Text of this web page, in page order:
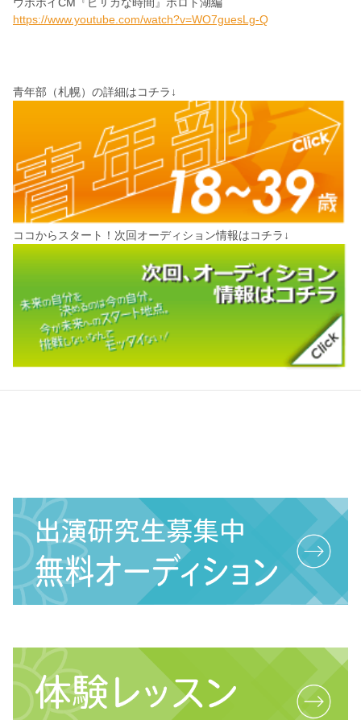
ウポポイCM『ピㇼカな時間』ポロト湖編
https://www.youtube.com/watch?v=WO7guesLg-Q
青年部（札幌）の詳細はコチラ↓
ココからスタート！次回オーディション情報はコチラ↓